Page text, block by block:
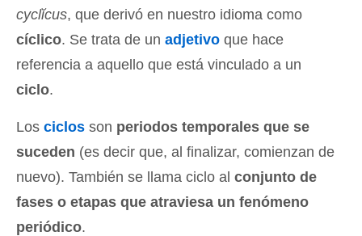
cyclĭcus, que derivó en nuestro idioma como
cíclico. Se trata de un adjetivo que hace
referencia a aquello que está vinculado a un
ciclo.
Los ciclos son periodos temporales que se
suceden (es decir que, al finalizar, comienzan de
nuevo). También se llama ciclo al conjunto de
fases o etapas que atraviesa un fenómeno
periódico.